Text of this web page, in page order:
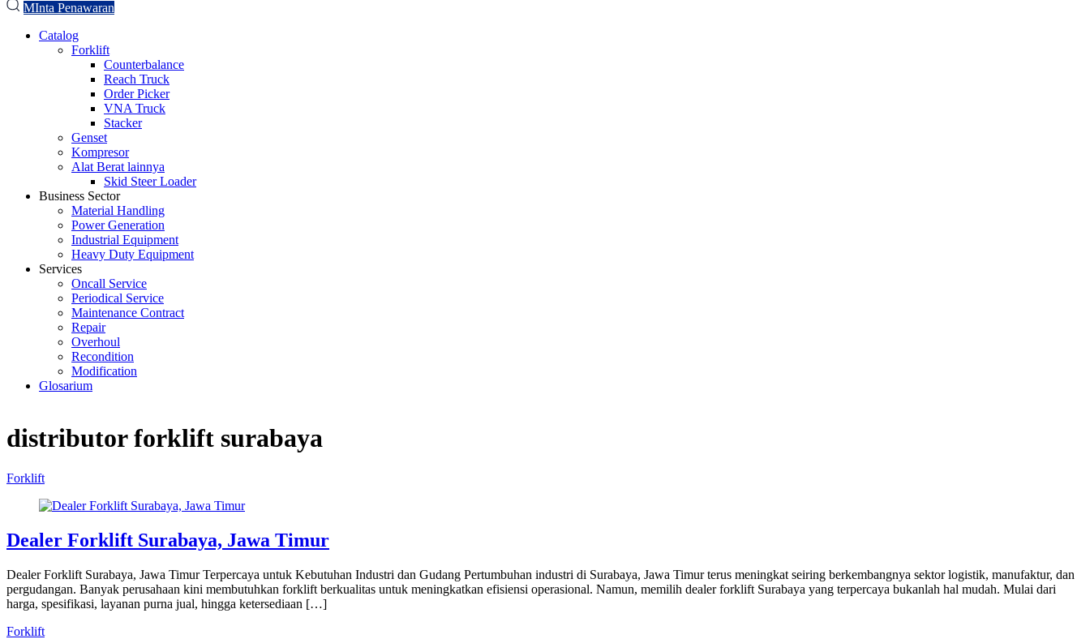
MInta Penawaran
Catalog
Forklift
Counterbalance
Reach Truck
Order Picker
VNA Truck
Stacker
Genset
Kompresor
Alat Berat lainnya
Skid Steer Loader
Business Sector
Material Handling
Power Generation
Industrial Equipment
Heavy Duty Equipment
Services
Oncall Service
Periodical Service
Maintenance Contract
Repair
Overhoul
Recondition
Modification
Glosarium
distributor forklift surabaya
Forklift
Dealer Forklift Surabaya, Jawa Timur
Dealer Forklift Surabaya, Jawa Timur Terpercaya untuk Kebutuhan Industri dan Gudang Pertumbuhan industri di Surabaya, Jawa Timur terus meningkat seiring berkembangnya sektor logistik, manufaktur, dan
pergudangan. Banyak perusahaan kini membutuhkan forklift berkualitas untuk meningkatkan efisiensi operasional. Namun, memilih dealer forklift Surabaya yang terpercaya bukanlah hal mudah. Mulai dari
harga, spesifikasi, layanan purna jual, hingga ketersediaan […]
Forklift